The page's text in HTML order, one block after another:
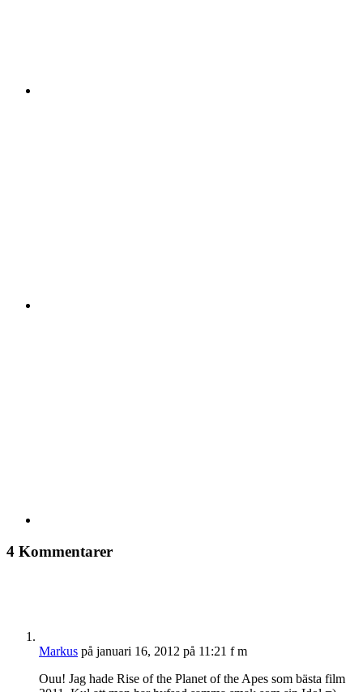
4 Kommentarer
Markus på januari 16, 2012 på 11:21 f m
Ouu! Jag hade Rise of the Planet of the Apes som bästa film